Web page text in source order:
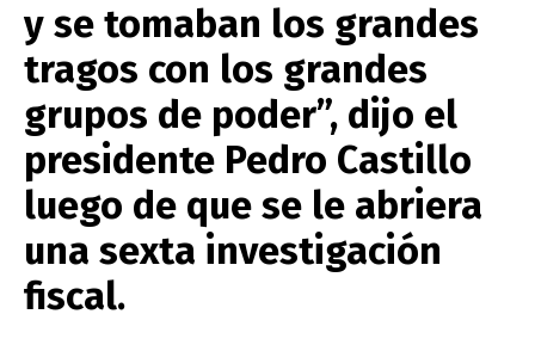
y se tomaban los grandes
tragos con los grandes
grupos de poder”, dijo el
presidente Pedro Castillo
luego de que se le abriera
una sexta investigación
fiscal.